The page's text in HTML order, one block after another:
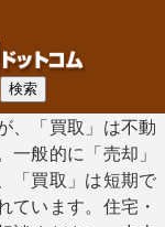
、「買取」は不動
般的に「売却」
「買取」は短期で
ています。住宅・